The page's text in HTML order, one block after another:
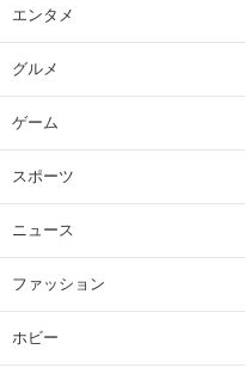
エンタメ
グルメ
ゲーム
スポーツ
ニュース
ファッション
ホビー